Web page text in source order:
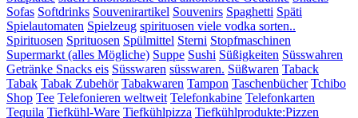
Sofas Softdrinks Souvenirartikel Souvenirs Spaghetti Späti
Spielautomaten Spielzeug spirituosen viele vodka sorten..
Spirituosen Sprituosen Spülmittel Sterni Stopfmaschinen
Supermarkt (alles Mögliche) Suppe Sushi Süßigkeiten Süsswahren
Getränke Snacks eis Süsswaren süsswaren. Süßwaren Taback
Tabak Tabak Zubehör Tabakwaren Tampon Taschenbücher Tchibo
Shop Tee Telefonieren weltweit Telefonkabine Telefonkarten
Tequila Tiefkühl-Ware Tiefkühlpizza Tiefkühlprodukte:Pizzen